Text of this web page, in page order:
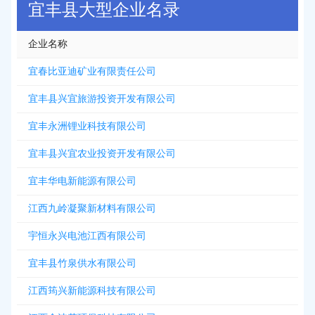
宜丰县大型企业名录
企业名称
宜春比亚迪矿业有限责任公司
宜丰县兴宜旅游投资开发有限公司
宜丰永洲锂业科技有限公司
宜丰县兴宜农业投资开发有限公司
宜丰华电新能源有限公司
江西九岭凝聚新材料有限公司
宇恒永兴电池江西有限公司
宜丰县竹泉供水有限公司
江西筠兴新能源科技有限公司